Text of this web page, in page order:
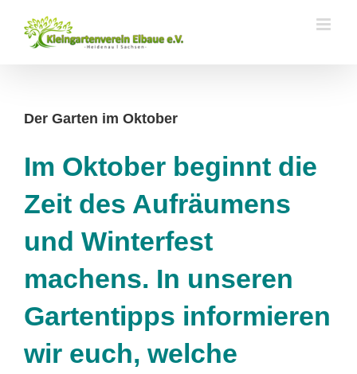
Inhalt
springen
Der Garten im Oktober
Im Oktober beginnt die
Zeit des Aufräumens
und Winterfest
machens. In unseren
Gartentipps informieren
wir euch, welche